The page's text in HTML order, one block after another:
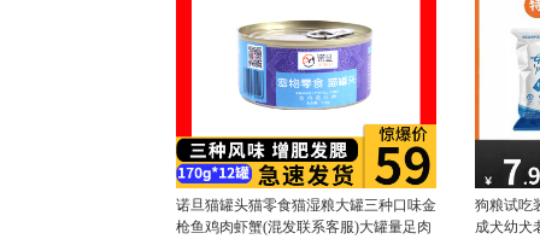
诺旦猫罐头猫零食猫湿粮大罐三种口味金
枪鱼鸡肉虾蟹(混发联系客服)大罐量足肉
狗粮试吃
成犬幼犬